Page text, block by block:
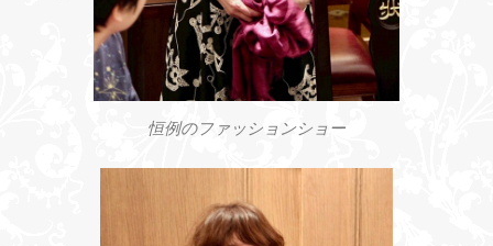
恒例のファッションショー